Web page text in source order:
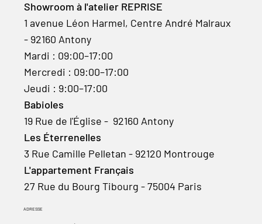
ADRESSE
Showroom à l'atelier REPRISE
1 avenue Léon Harmel, Centre André Malraux
- 92160 Antony
Mardi : 09:00–17:00
Mercredi : 09:00–17:00
Jeudi : 9:00–17:00
Babioles
19 Rue de l'Église - 92160 Antony
Les Éterrenelles
3 Rue Camille Pelletan - 92120 Montrouge
L'appartement Français
27 Rue du Bourg Tibourg - 75004 Paris